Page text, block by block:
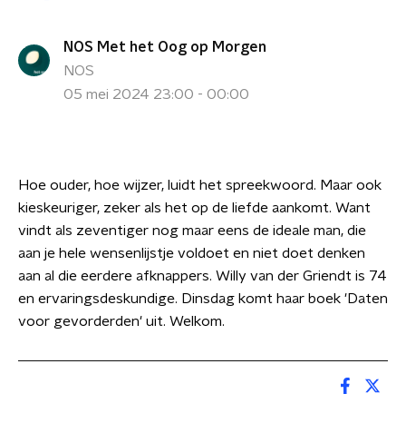
NOS Met het Oog op Morgen
NOS
05 mei 2024 23:00 - 00:00
Hoe ouder, hoe wijzer, luidt het spreekwoord. Maar ook
kieskeuriger, zeker als het op de liefde aankomt. Want
vindt als zeventiger nog maar eens de ideale man, die
aan je hele wensenlijstje voldoet en niet doet denken
aan al die eerdere afknappers. Willy van der Griendt is 74
en ervaringsdeskundige. Dinsdag komt haar boek 'Daten
voor gevorderden' uit. Welkom.